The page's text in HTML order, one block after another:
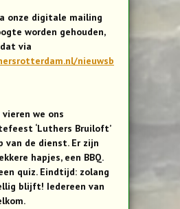
onze digitale mailing
worden gehouden,
via
nieuwsb
vieren we ons
‘Luthers Bruiloft’
van de dienst. Er zijn
hapjes, een BBQ.
quiz. Eindtijd: zolang
blijft! Iedereen van